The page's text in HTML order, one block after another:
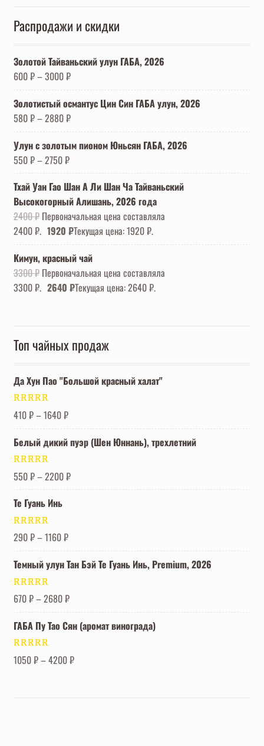
Распродажи и скидки
Золотой Тайваньский улун ГАБА, 2026
600₽–3000₽
Золотистый османтус Цин Син ГАБА улун, 2026
580₽–2880₽
Улун с золотым пионом Юньсян ГАБА, 2026
550₽–2750₽
Тхай Уан Гао Шан А Ли Шан Ча Тайваньский
Высокогорный Алишань, 2026 года
2400₽ Первоначальная цена составляла
2400 ₽. 1920 ₽Текущая цена: 1920 ₽.
Кимун, красный чай
3300₽ Первоначальная цена составляла
3300 ₽. 2640 ₽Текущая цена: 2640 ₽.
Топ чайных продаж
Да Хун Пао "Большой красный халат"
Оценка5.00
из 5
410₽–1640₽
Белый дикий пуэр (Шен Юннань), трехлетний
Оценка5.00
из 5
550₽–2200₽
Те Гуань Инь
Оценка5.00
из 5
290₽–1160₽
Темный улун Тан Бэй Те Гуань Инь, Premium, 2026
Оценка5.00
из 5
670₽–2680₽
ГАБА Пу Тао Сян (аромат винограда)
Оценка
5.00
из 5
1050₽–4200₽